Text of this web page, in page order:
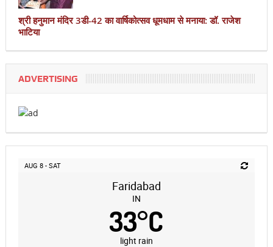
श्री हनुमान मंदिर 3डी-42 का वार्षिकोत्सव धूमधाम से मनाया: डॉ. राजेश
भाटिया
ADVERTISING
AUG 8 - SAT
Faridabad
IN
33°C
light rain